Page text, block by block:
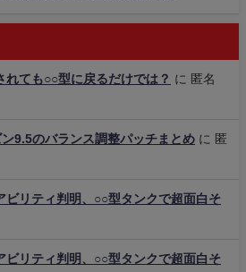
れても○○型に戻るだけでは？ に 匿名
9.5のバランス調整パッチまとめ に 匿
ビリティ判明、○○型タンクで超面白そ
ビリティ判明、○○型タンクで超面白そ